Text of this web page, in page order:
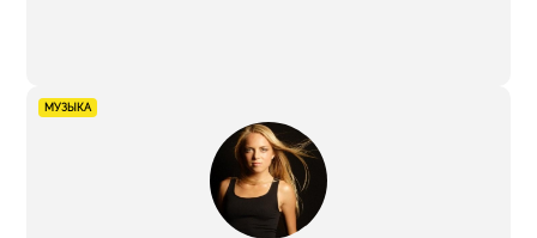
«Маркетинговая политика спортивного
клуба». Ниже вы можете ознакомиться с
отчетом о занятии, которое он провел в
октябре 2007 года.
МУЗЫКА